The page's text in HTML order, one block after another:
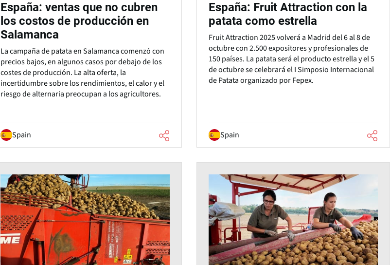
España: ventas que no cubren
los costos de producción en
Salamanca
La campaña de patata en Salamanca comenzó con
precios bajos, en algunos casos por debajo de los
costes de producción. La alta oferta, la
incertidumbre sobre los rendimientos, el calor y el
riesgo de alternaria preocupan a los agricultores.
Spain
España: Fruit Attraction con la
patata como estrella
Fruit Attraction 2025 volverá a Madrid del 6 al 8 de
octubre con 2.500 expositores y profesionales de
150 países. La patata será el producto estrella y el 5
de octubre se celebrará el I Simposio Internacional
de Patata organizado por Fepex.
Spain